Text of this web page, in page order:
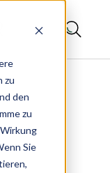
zu
den
zu
Sie